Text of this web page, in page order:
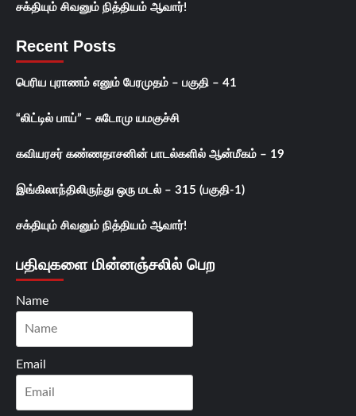
சக்தியும் சிவனும் நித்தியம் ஆவார்!
Recent Posts
பெரிய புராணம் எனும் பேரமுதம் – பகுதி – 41
“லிட்டில் பாய்” – சுடோமு யமகுச்சி
கவியரசர் கண்ணதாசனின் பாடல்களில் ஆன்மீகம் – 19
இங்கிலாந்திலிருந்து ஒரு மடல் – 315 (பகுதி-1)
சக்தியும் சிவனும் நித்தியம் ஆவார்!
பதிவுகளை மின்னஞ்சலில் பெற
Name
Email